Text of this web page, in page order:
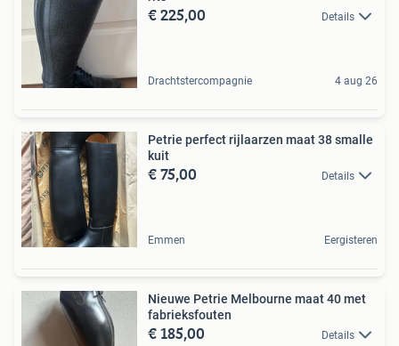
€ 225,00 Details
Drachtstercompagnie 4 aug 26
Petrie perfect rijlaarzen maat 38 smalle
kuit
€ 75,00 Details
Emmen Eergisteren
Nieuwe Petrie Melbourne maat 40 met
fabrieksfouten
€ 185,00 Details